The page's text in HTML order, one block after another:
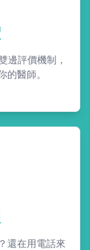
邊評價機制，
的醫師。
還在用電話來